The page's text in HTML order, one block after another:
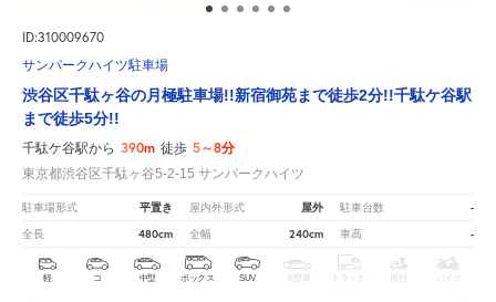
ID:310009670
サンパークハイツ駐車場
渋谷区千駄ヶ谷の月極駐車場!!新宿御苑まで徒歩2分!!千駄ケ谷駅
まで徒歩5分!!
千駄ケ谷駅から 390m 徒歩 5～8分
東京都渋谷区千駄ヶ谷5-2-15 サンパークハイツ
駐車場形式 平置き 屋内外形式 屋外 駐車台数 -
全長 480cm 全幅 240cm 車高 -
軽 コ 中型 ボックス SUV 大型車 トラック 原付 バイク